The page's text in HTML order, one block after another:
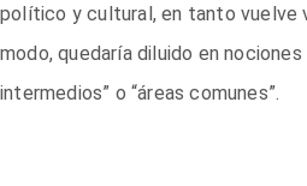
político y cultural, en tanto vuelve
modo, quedaría diluido en
intermedios” o “áreas comunes”.